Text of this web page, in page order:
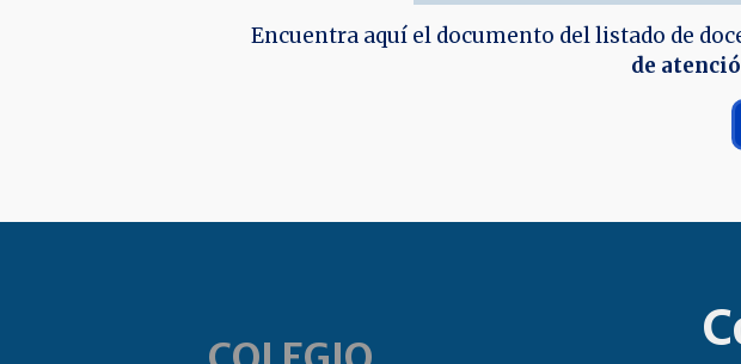
Encuentra aquí el documento del listado de
de